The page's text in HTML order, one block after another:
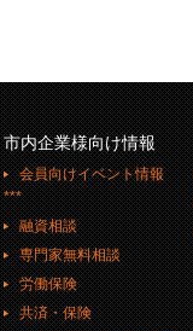
市内企業様向け情報
会員向けイベント情報
***
融資相談
専門家無料相談
労働保険
共済・保険